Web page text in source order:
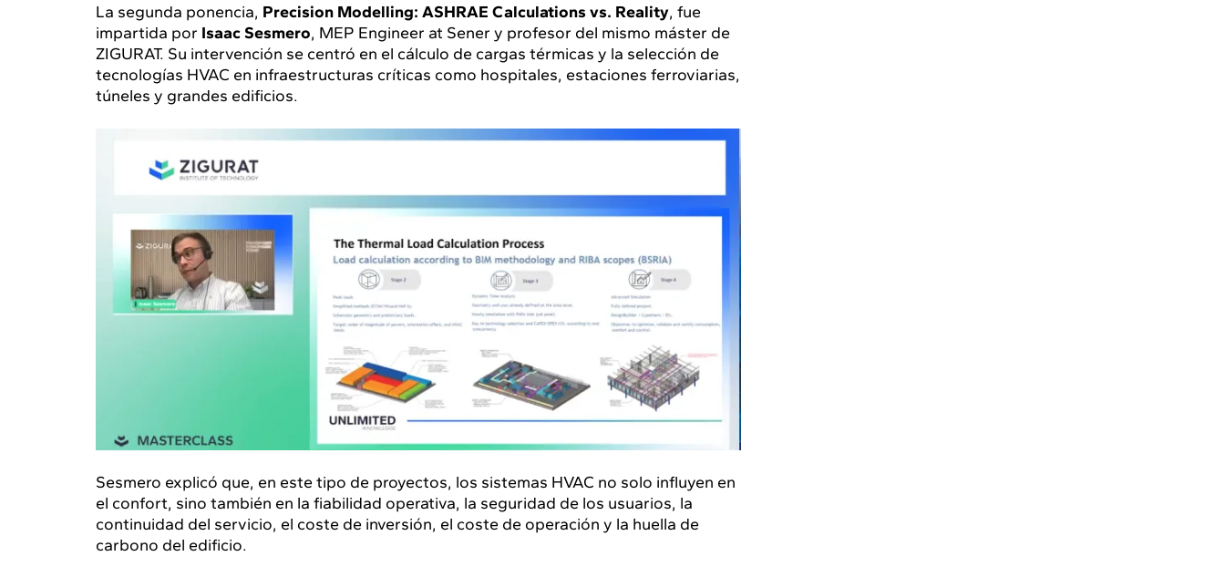
La segunda ponencia, Precision Modelling: ASHRAE Calculations vs. Reality, fue
impartida por Isaac Sesmero, MEP Engineer at Sener y profesor del mismo máster de
ZIGURAT. Su intervención se centró en el cálculo de cargas térmicas y la selección de
tecnologías HVAC en infraestructuras críticas como hospitales, estaciones ferroviarias,
túneles y grandes edificios.
Sesmero explicó que, en este tipo de proyectos, los sistemas HVAC no solo influyen en
el confort, sino también en la fiabilidad operativa, la seguridad de los usuarios, la
continuidad del servicio, el coste de inversión, el coste de operación y la huella de
carbono del edificio.